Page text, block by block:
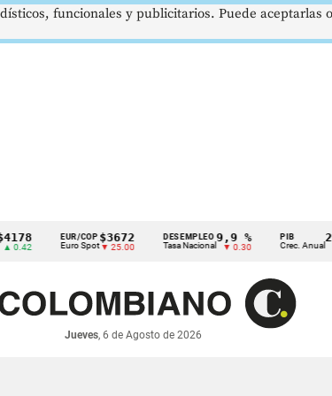
EUR/COP
Euro Spot
$3672
▼ 25.00
DESEMPLEO
Tasa Nacional
9,9 %
▼ 0.30
PIB
Crec. Anual
2,8 %
▲ 0.10
Jueves, 6 de Agosto de 2026
funcionales y publicitarios. Puede aceptarlas